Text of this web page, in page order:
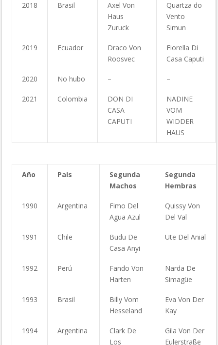
2018 Brasil
Axel Von
Haus
Zuruck
Quartza do
Vento
Simun
2019 Ecuador
Draco Von
Roosvec
Fiorella Di
Casa Caputi
2020 No hubo – –
2021 Colombia
DON DI
CASA
CAPUTI
NADINE
VOM
WIDDER
HAUS
Año País
Segunda
Machos
Segunda
Hembras
1990 Argentina
Fimo Del
Agua Azul
Quissy Von
Del Val
1991 Chile
Budu De
Casa Anyi
Ute Del Anial
1992 Perú
Fando Von
Harten
Narda De
Simagüe
1993 Brasil
Billy Vom
Hesseland
Eva Von Der
Kay
1994 Argentina
Clark De
Los
Gila Von Der
Eulerstraße